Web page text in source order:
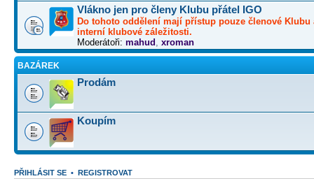
Vlákno jen pro členy Klubu přátel IGO
Do tohoto oddělení mají přístup pouze členové Klubu
interní klubové záležitosti.
Moderátoři: mahud xroman
BAZÁREK
Prodám
Koupím
PŘIHLÁSIT SE • REGISTROVAT